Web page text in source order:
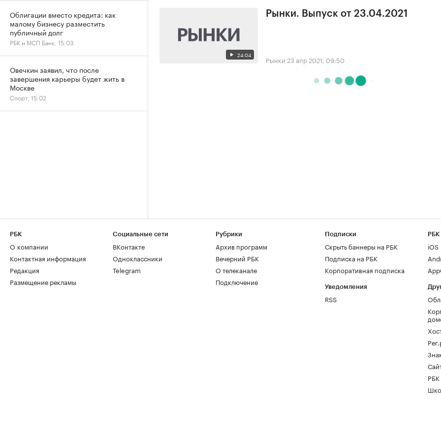
24:04
Рынки. Выпуск от 23.04.2021
Рынки 23 апр 2021, 09:50
Облигации вместо кредита: как
малому бизнесу разместить
публичный долг
РБК и МСП Банк, 15:03
Овечкин заявил, что после
завершения карьеры будет жить в
Москве
Спорт, 15:02
РБК
О компании
Контактная информация
Редакция
Размещение рекламы
Социальные сети
ВКонтакте
Одноклассники
Telegram
Рубрики
Архив программ
Вечерний РБК
О телеканале
Подключение
Подписки
Скрыть баннеры на РБК
Подписка на РБК
Корпоративная подписка
Уведомления
RSS
РБК
iOS